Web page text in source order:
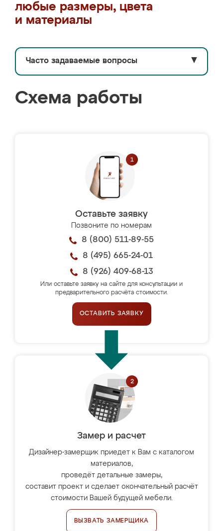
любые размеры, цвета
и материалы
Часто задаваемые вопросы ▼
Схема работы
Оставьте заявку
Позвоните по номерам
8 (800) 511-89-55
8 (495) 665-24-01
8 (926) 409-68-13
Или оставьте заявку на сайте для консультации и
предварительного расчёта стоимости.
ОСТАВИТЬ ЗАЯВКУ
Замер и расчет
Дизайнер-замерщик приедет к Вам с каталогом
материалов,
проведёт детальные замеры,
составит проект и сделает окончательный расчёт
стоимости Вашей будущей мебели.
ВЫЗВАТЬ ЗАМЕРЩИКА